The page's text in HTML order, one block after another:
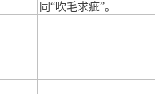
同“吹毛求疵”。